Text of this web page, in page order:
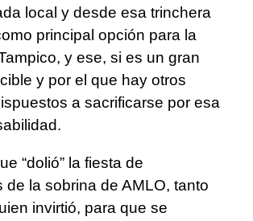
local y desde esa trinchera
principal opción para la
y ese, si es un gran
y por el que hay otros
a sacrificarse por esa
“dolió” la fiesta de
de la sobrina de AMLO, tanto
invirtió, para que se